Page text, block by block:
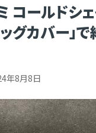
コールドシ
グカバー」
年8月8日